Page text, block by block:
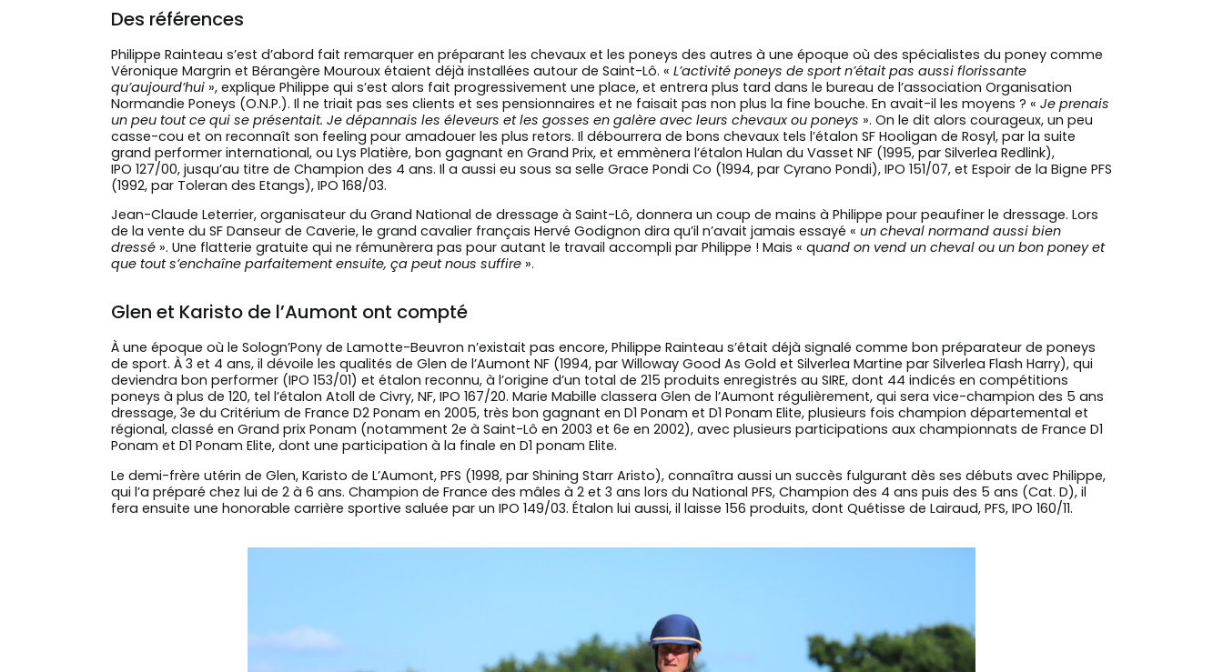
Des références
Philippe Rainteau s’est d’abord fait remarquer en préparant les chevaux et les poneys des autres à une époque où des spécialistes du poney comme
Véronique Margrin et Bérangère Mouroux étaient déjà installées autour de Saint-Lô. « L’activité poneys de sport n’était pas aussi florissante
qu’aujourd’hui », explique Philippe qui s’est alors fait progressivement une place, et entrera plus tard dans le bureau de l’association Organisation
Normandie Poneys (O.N.P.). Il ne triait pas ses clients et ses pensionnaires et ne faisait pas non plus la fine bouche. En avait-il les moyens ? « Je prenais
un peu tout ce qui se présentait. Je dépannais les éleveurs et les gosses en galère avec leurs chevaux ou poneys ». On le dit alors courageux, un peu
casse-cou et on reconnaît son feeling pour amadouer les plus retors. Il débourrera de bons chevaux tels l’étalon SF Hooligan de Rosyl, par la suite
grand performer international, ou Lys Platière, bon gagnant en Grand Prix, et emmènera l’étalon Hulan du Vasset NF (1995, par Silverlea Redlink),
IPO 127/00, jusqu’au titre de Champion des 4 ans. Il a aussi eu sous sa selle Grace Pondi Co (1994, par Cyrano Pondi), IPO 151/07, et Espoir de la Bigne PFS
(1992, par Toleran des Etangs), IPO 168/03.
Jean-Claude Leterrier, organisateur du Grand National de dressage à Saint-Lô, donnera un coup de mains à Philippe pour peaufiner le dressage. Lors
de la vente du SF Danseur de Caverie, le grand cavalier français Hervé Godignon dira qu’il n’avait jamais essayé « un cheval normand aussi bien
dressé ». Une flatterie gratuite qui ne rémunèrera pas pour autant le travail accompli par Philippe ! Mais « quand on vend un cheval ou un bon poney et
que tout s’enchaîne parfaitement ensuite, ça peut nous suffire ».
Glen et Karisto de l’Aumont ont compté
À une époque où le Sologn’Pony de Lamotte-Beuvron n’existait pas encore, Philippe Rainteau s’était déjà signalé comme bon préparateur de poneys
de sport. À 3 et 4 ans, il dévoile les qualités de Glen de l’Aumont NF (1994, par Willoway Good As Gold et Silverlea Martine par Silverlea Flash Harry), qui
deviendra bon performer (IPO 153/01) et étalon reconnu, à l’origine d’un total de 215 produits enregistrés au SIRE, dont 44 indicés en compétitions
poneys à plus de 120, tel l’étalon Atoll de Civry, NF, IPO 167/20. Marie Mabille classera Glen de l’Aumont régulièrement, qui sera vice-champion des 5 ans
dressage, 3e du Critérium de France D2 Ponam en 2005, très bon gagnant en D1 Ponam et D1 Ponam Elite, plusieurs fois champion départemental et
régional, classé en Grand prix Ponam (notamment 2e à Saint-Lô en 2003 et 6e en 2002), avec plusieurs participations aux championnats de France D1
Ponam et D1 Ponam Elite, dont une participation à la finale en D1 ponam Elite.
Le demi-frère utérin de Glen, Karisto de L’Aumont, PFS (1998, par Shining Starr Aristo), connaîtra aussi un succès fulgurant dès ses débuts avec Philippe,
qui l’a préparé chez lui de 2 à 6 ans. Champion de France des mâles à 2 et 3 ans lors du National PFS, Champion des 4 ans puis des 5 ans (Cat. D), il
fera ensuite une honorable carrière sportive saluée par un IPO 149/03. Étalon lui aussi, il laisse 156 produits, dont Quétisse de Lairaud, PFS, IPO 160/11.